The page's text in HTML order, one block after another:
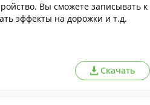
Вы сможете записывать к
эффекты на дорожки и т.д.
Скачать